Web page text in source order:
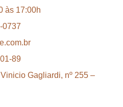
às 17:00h
0737
89
Gagliardi, nº 255 –